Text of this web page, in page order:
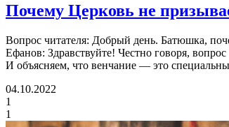
Почему Церковь не
Вопрос читателя: Добрый день. Батюшка,
Ефанов: Здравствуйте! Честно говоря,
И объясняем, что венчание — это
04.10.2022
1
1